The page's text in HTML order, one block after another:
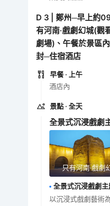
D 3 |鄭州─早上約
有河南·戲劇幻城(觀
劇場)、午餐於景區
封─住宿酒店
早餐 · 上午
酒店內
景點 · 全天
全景式沉浸戲劇
只有河南·戲劇
全景式沉浸戲劇
以沉浸式戲劇藝術